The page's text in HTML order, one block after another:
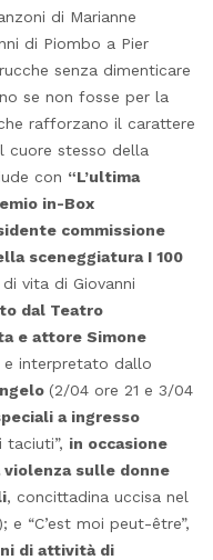
di Marianne
di Piombo a Pier
senza dimenticare
se non fosse per la
rafforzano il carattere
cuore stesso della
con “L’ultima
in-Box
commissione
sceneggiatura I 100
vita di Giovanni
dal Teatro
e attore Simone
interpretato dallo
(2/04 ore 21 e 3/04
a ingresso
in occasione
sulle donne
, concittadina uccisa nel
e “C’est moi peut-être”,
di attività di